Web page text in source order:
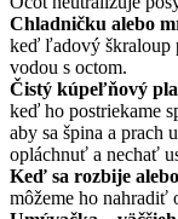
Chladničku alebo
keď ľadový škraloup
vodou s octom.
Čistý kúpeľňový
keď ho postriekame
aby sa špina a prach
opláchnuť a nechať
Keď sa rozbije
môžeme ho nahradiť